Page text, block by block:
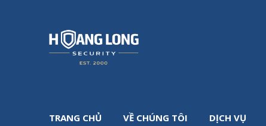
TRANG CHỦ VỀ CHÚNG TÔI DỊCH VỤ